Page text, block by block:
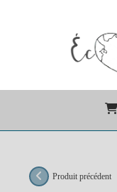
Produit précédent